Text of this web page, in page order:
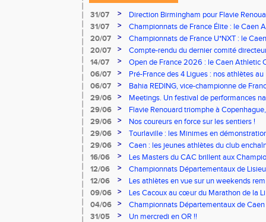
31/07 >
Direction Birmingham pour Flavie
31/07
>
Championnats de France Élite : le Caen
vous à Albi !
20/07 >
Championnats de France U*NXT : le
Stade Charléty !
20/07 >
Compte-rendu du dernier comité
14/07
>
Open de France 2026 : le Caen Athletic
06/07
>
Pré-France des 4 Ligues : nos athlètes
06/07
>
Bahia REDING, vice-championne de
29/06
>
Meetings. Un festival de performances
concours
29/06 >
Flavie Renouard triomphe à
brillent sur tous les fronts
29/06 >
Nos coureurs en force sur les sentiers !
29/06
>
Tourlaville : les Minimes en
29/06
>
Caen : les jeunes athlètes du club
16/06
>
Les Masters du CAC brillent aux
12/06
>
Championnats Départementaux de
remarquables pour nos jeunes athlètes
12/06 >
Les athlètes en vue sur un weekends
09/06
>
Les Cacoux au cœur du Marathon de la
04/06
>
Championnats Départementaux de
rendez-vous
31/05 >
Un mercredi en OR !!